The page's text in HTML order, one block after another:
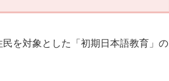
を対象とした「初期日本語教育」の